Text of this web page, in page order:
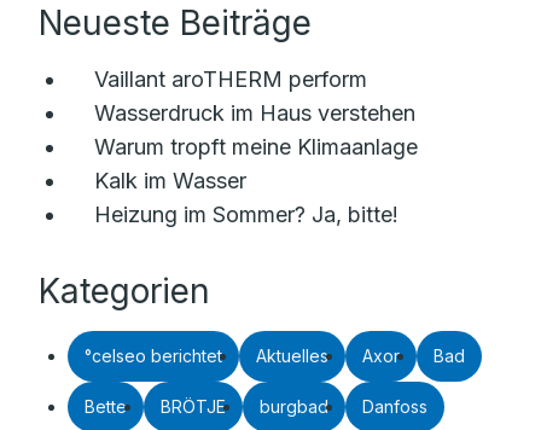
Neueste Beiträge
Vaillant aroTHERM perform
Wasserdruck im Haus verstehen
Warum tropft meine Klimaanlage
Kalk im Wasser
Heizung im Sommer? Ja, bitte!
Kategorien
°celseo berichtet Aktuelles Axor Bad
Bette BRÖTJE burgbad Danfoss